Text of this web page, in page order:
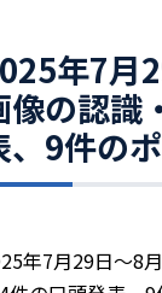
年7月
像の認識
、9件の
年7月29日～8